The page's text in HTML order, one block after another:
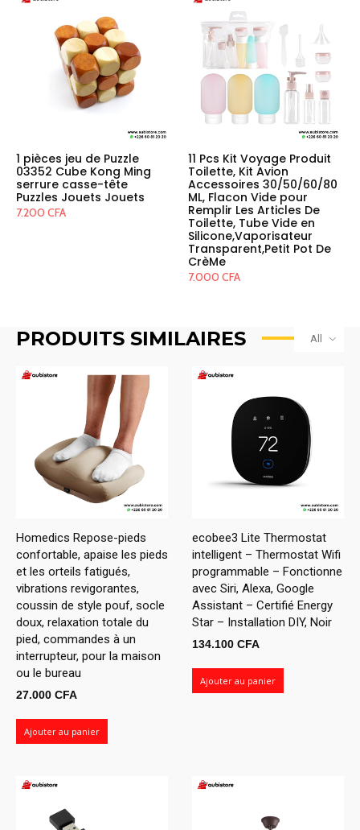
1 pièces jeu de Puzzle
03352 Cube Kong Ming
serrure casse-tête
Puzzles Jouets Jouets
7.200 CFA
11 Pcs Kit Voyage Produit
Toilette, Kit Avion
Accessoires 30/50/60/80
ML, Flacon Vide pour
Remplir Les Articles De
Toilette, Tube Vide en
Silicone,Vaporisateur
Transparent,Petit Pot De
CrèMe
7.000 CFA
PRODUITS SIMILAIRES All
Homedics Repose-pieds
confortable, apaise les pieds
et les orteils fatigués,
vibrations revigorantes,
coussin de style pouf, socle
doux, relaxation totale du
pied, commandes à un
interrupteur, pour la maison
ou le bureau
27.000 CFA
Ajouter au panier
ecobee3 Lite Thermostat
intelligent – ​​Thermostat Wifi
programmable – Fonctionne
avec Siri, Alexa, Google
Assistant – Certifié Energy
Star – Installation DIY, Noir
134.100 CFA
Ajouter au panier